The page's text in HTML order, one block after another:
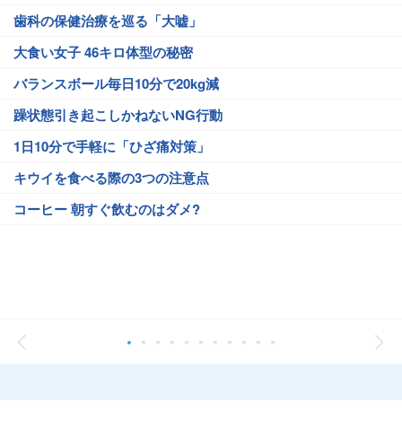
歯科の保健治療を巡る「大嘘」
大食い女子 46キロ体型の秘密
バランスボール毎日10分で20kg減
躁状態引き起こしかねないNG行動
1日10分で手軽に「ひざ痛対策」
キウイを食べる際の3つの注意点
コーヒー 朝すぐ飲むのはダメ?